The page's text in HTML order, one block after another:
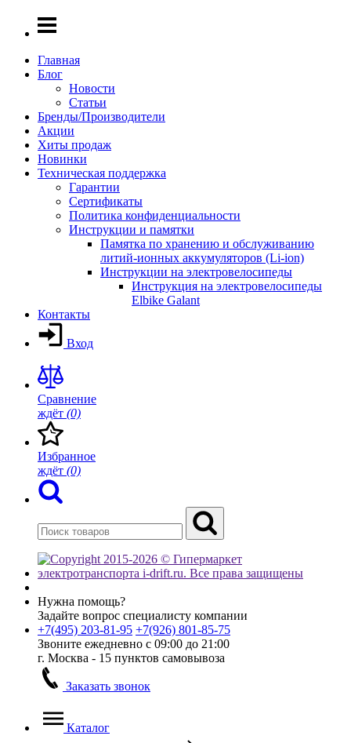
Главная
Блог
Новости
Статьи
Бренды/Производители
Акции
Хиты продаж
Новинки
Техническая поддержка
Гарантии
Сертификаты
Политика конфиденциальности
Инструкции и памятки
Памятка по хранению и обслуживанию
литий-ионных аккумуляторов (Li-ion)
Инструкции на электровелосипеды
Инструкция на электровелосипеды
Elbike Galant
Контакты
Вход
Сравнение
ждёт (0)
Избранное
ждёт (0)
Нужна помощь?
Задайте вопрос специалисту компании
+7(495) 203-81-95 +7(926) 801-85-75
Звоните ежедневно с 09:00 до 21:00
г. Москва - 15 пунктов самовывоза
Заказать звонок
Каталог